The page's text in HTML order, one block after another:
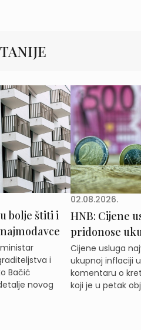
bolje štiti i
i
Bačić
novog
02.08.2026.
HNB: Cijene
pridonose
Cijene usluga
ukupnoj inflaciji
komentaru o
koji je u petak